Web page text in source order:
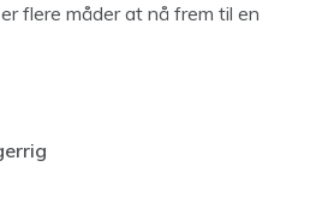
flere måder at nå frem til en